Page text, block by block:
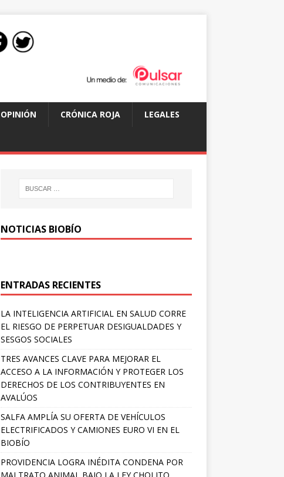
OPINIÓN CRÓNICA ROJA LEGALES
NOTICIAS BIOBÍO
ENTRADAS RECIENTES
LA INTELIGENCIA ARTIFICIAL EN SALUD CORRE
EL RIESGO DE PERPETUAR DESIGUALDADES Y
SESGOS SOCIALES
TRES AVANCES CLAVE PARA MEJORAR EL
ACCESO A LA INFORMACIÓN Y PROTEGER LOS
DERECHOS DE LOS CONTRIBUYENTES EN
AVALÚOS
SALFA AMPLÍA SU OFERTA DE VEHÍCULOS
ELECTRIFICADOS Y CAMIONES EURO VI EN EL
BIOBÍO
PROVIDENCIA LOGRA INÉDITA CONDENA POR